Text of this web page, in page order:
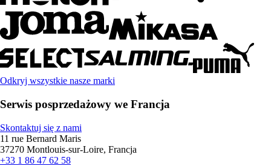
Odkryj wszystkie nasze marki
Serwis posprzedażowy we Francja
Skontaktuj się z nami
11 rue Bernard Maris
37270 Montlouis-sur-Loire, Francja
+33 1 86 47 62 58